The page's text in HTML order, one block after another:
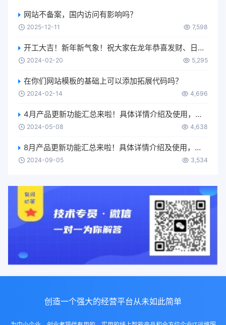
网站不备案，国内访问有影响吗？
2025-12-11 7,598
开工大吉！新年新气象！祝大家在龙年恭喜发财、日进斗金、升职加薪、生意兴隆、身体健康、万事如意….
2024-02-20 5,295
在你们网站模板的基础上可以添加拓展代码吗？
2024-02-14 4,696
4月产品更新功能汇总来啦！具体详情介绍及使用，可移步【使用更多-产品使用手册-功能更新】进行了解~
2024-05-08 4,638
8月产品更新功能汇总来啦！具体详情介绍及使用，可移步【使用更多-产品使用手册-功能更新】进行了解~
2024-09-05 3,534
创造一个强大的经营平台从未如此简单